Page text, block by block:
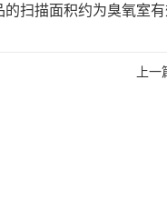
扫描面积约为臭氧室有
上一